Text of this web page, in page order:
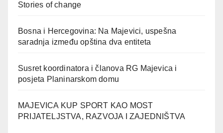
Stories of change
Bosna i Hercegovina: Na Majevici, uspešna
saradnja između opština dva entiteta
Susret koordinatora i članova RG Majevica i
posjeta Planinarskom domu
MAJEVICA KUP SPORT KAO MOST
PRIJATELJSTVA, RAZVOJA I ZAJEDNIŠTVA